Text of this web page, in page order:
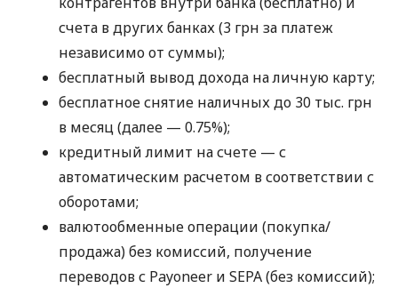
счета в других банках (3 грн за платеж
независимо от суммы);
бесплатный вывод дохода на личную карту;
бесплатное снятие наличных до 30 тыс. грн
в месяц (далее — 0.75%);
кредитный лимит на счете — с
автоматическим расчетом в соответствии с
оборотами;
валютообменные операции (покупка/
продажа) без комиссий, получение
переводов с Payoneer и SEPA (без комиссий);